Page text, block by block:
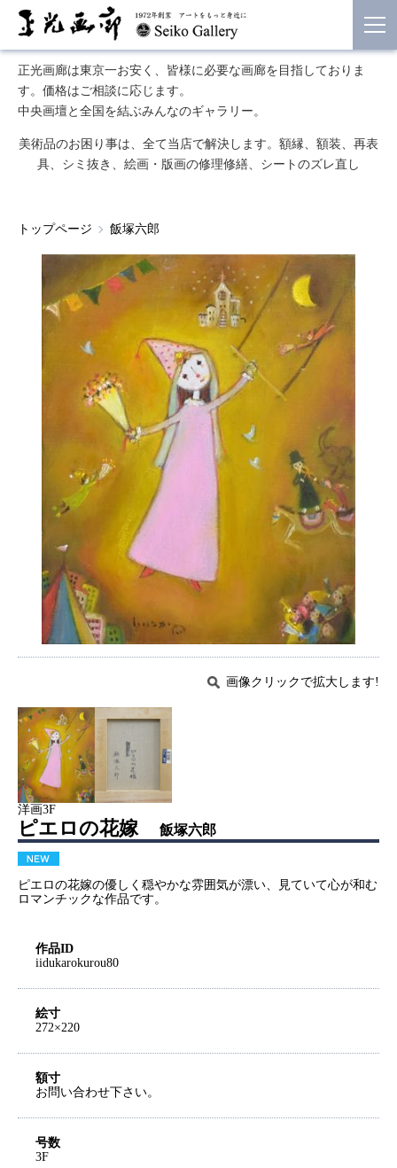
正光画廊は東京一お安く、皆様に必要な画廊を目指しておりま
す。価格はご相談に応じます。
中央画壇と全国を結ぶみんなのギャラリー。
美術品のお困り事は、全て当店で解決します。額縁、額装、再表
具、シミ抜き、絵画・版画の修理修繕、シートのズレ直し
トップページ 飯塚六郎
画像クリックで拡大します!
洋画3F
ピエロの花嫁 飯塚六郎
ピエロの花嫁の優しく穏やかな雰囲気が漂い、見ていて心が和む
ロマンチックな作品です。
作品ID
iidukarokurou80
絵寸
272×220
額寸
お問い合わせ下さい。
号数
3F